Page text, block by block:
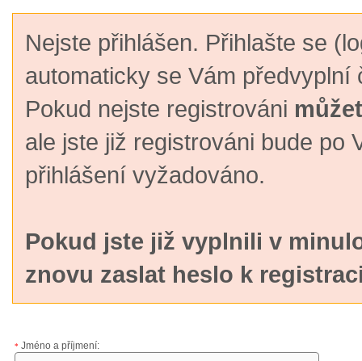
Nejste přihlášen. Přihlašte se
automaticky se Vám předvyplní
Pokud nejste registrováni
ale jste již registrováni bude po
přihlášení vyžadováno.
Pokud jste již vyplnili v
znovu zaslat heslo k
* Jméno a příjmení: